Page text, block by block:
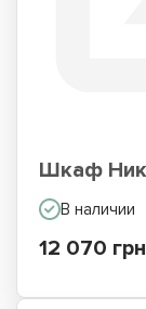
Шкаф
В наличии
12 070 грн